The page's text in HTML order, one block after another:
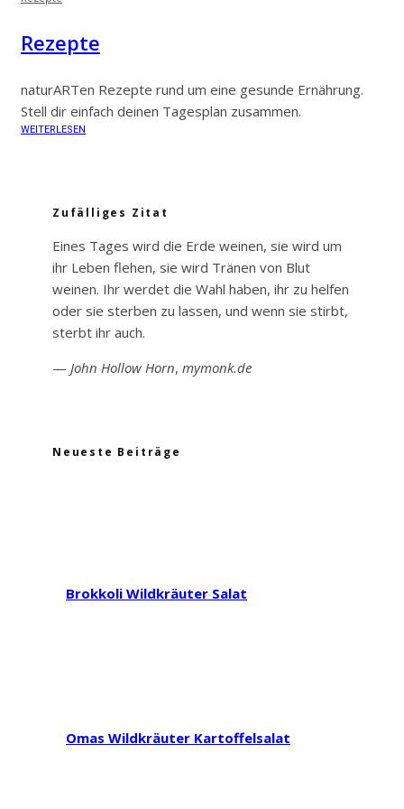
Rezepte
naturARTen Rezepte rund um eine gesunde Ernährung.
Stell dir einfach deinen Tagesplan zusammen.
WEITERLESEN
Zufälliges Zitat
Eines Tages wird die Erde weinen, sie wird um
ihr Leben flehen, sie wird Tränen von Blut
weinen. Ihr werdet die Wahl haben, ihr zu helfen
oder sie sterben zu lassen, und wenn sie stirbt,
sterbt ihr auch.
— John Hollow Horn, mymonk.de
Neueste Beiträge
Brokkoli Wildkräuter Salat
Omas Wildkräuter Kartoffelsalat